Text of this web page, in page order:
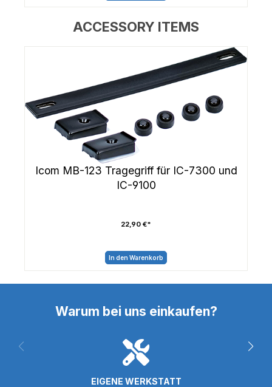
ACCESSORY ITEMS
Icom MB-123 Tragegriff für IC-7300 und
IC-9100
22,90 €*
In den Warenkorb
Warum bei uns einkaufen?
EIGENE WERKSTATT